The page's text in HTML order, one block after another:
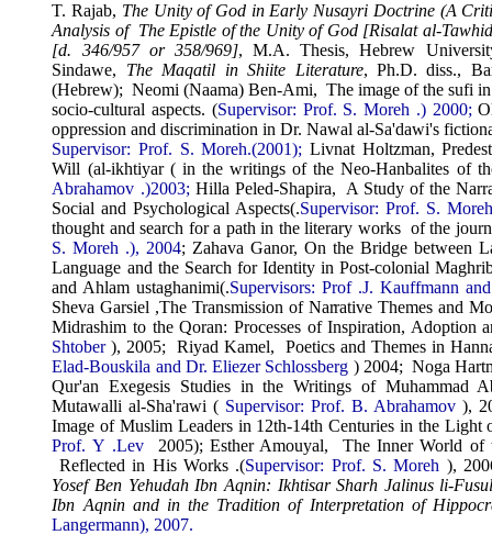
T. Rajab,The Unity of God in Early Nusayri Doctrine (A
Analysis of The Epistle of the Unity of God [Risalat al-
[d. 346/957 or 358/969], M.A. Thesis, Hebrew
Sindawe,The Maqatil in Shiite Literature, Ph.D. diss.,
(Hebrew); Neomi (Naama) Ben-Ami, The image of the
socio-cultural aspects. (Supervisor: Prof. S. Moreh .)
oppression and discrimination in Dr. Nawal al-Sa'dawi's
Supervisor: Prof. S. Moreh.(2001);Livnat Holtzman,
Will (al-ikhtiyar) in the writings of the Neo-Hanbalites
Abrahamov(.2003;Hilla Peled-Shapira, A Study of the
Social and Psychological Aspects).Supervisor: Prof. S.
thought and search for a path in the literary works of the
S. Moreh .), 2004;Zahava Ganor, On the Bridge
Language and
the Search for Identity in Post-colonial
and Ahlam ustaghanimi).Supervisors: Prof .J. Kauffmann
Sheva Garsiel ,The Transmission of Narrative Themes
Midrashim to the Qoran: Processes of Inspiration,
Shtober ), 2005; Riyad Kamel, Poetics and Themes in
Elad-Bouskila and Dr. Eliezer Schlossberg ) 2004; Noga
Qur'an Exegesis Studies in the Writings of
Mutawalli al-Sha'rawi) Supervisor: Prof. B. Abrahamov
Image of Muslim Leaders in 12th-14th Centuries in the
Prof. Y.Lev (2005;Esther Amouyal,
The Inner World
Reflected in His Works.(Supervisor: Prof. S. Moreh
),
Yosef Ben Yehudah Ibn Aqnin: Ikhtisar Sharh Jalinus li-
Ibn Aqnin and in the Tradition of Interpretation of
Langermann), 2007.